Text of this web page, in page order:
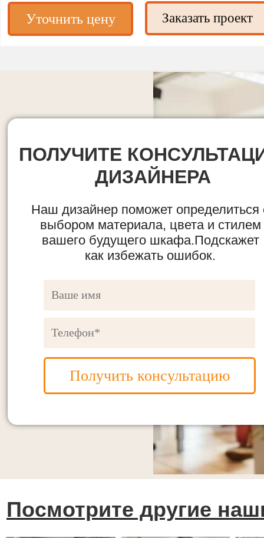
Заказать проект
Уточнить цену
Получить консультацию
ПОЛУЧИТЕ
ДИЗАЙНЕРА
Наш дизайнер поможет определиться
выбором материала, цвета и стилем
вашего будущего шкафа.Подскажет
как избежать ошибок.
Посмотрите другие